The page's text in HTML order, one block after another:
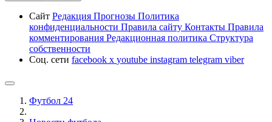
Сайт Редакция Прогнозы Политика
конфиденциальности Правила сайту Контакты Правила
комментирования Редакционная политика Структура
собственности
Соц. сети facebook x youtube instagram telegram viber
Футбол 24